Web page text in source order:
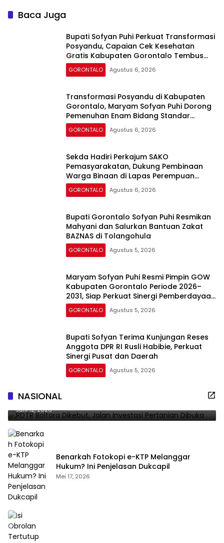
Baca Juga
Bupati Sofyan Puhi Perkuat Transformasi
Posyandu, Capaian Cek Kesehatan
Gratis Kabupaten Gorontalo Tembus
54,43 Persen
GORONTALO Agustus 6, 2026
Transformasi Posyandu di Kabupaten
Gorontalo, Maryam Sofyan Puhi Dorong
Pemenuhan Enam Bidang Standar
Pelayanan Minimal
GORONTALO Agustus 6, 2026
Sekda Hadiri Perkajum SAKO
Pemasyarakatan, Dukung Pembinaan
Warga Binaan di Lapas Perempuan
Gorontalo
GORONTALO Agustus 6, 2026
Bupati Gorontalo Sofyan Puhi Resmikan
Mahyani dan Salurkan Bantuan Zakat
BAZNAS di Tolangohula
GORONTALO Agustus 5, 2026
Maryam Sofyan Puhi Resmi Pimpin GOW
Kabupaten Gorontalo Periode 2026–
2031, Siap Perkuat Sinergi Pemberdayaan
Perempuan
GORONTALO Agustus 5, 2026
Bupati Sofyan Terima Kunjungan Reses
Anggota DPR RI Rusli Habibie, Perkuat
Sinergi Pusat dan Daerah
GORONTALO Agustus 5, 2026
NASIONAL
Dibuka
Juni 12, 2026
Benarkah Fotokopi e-KTP Melanggar
Hukum? Ini Penjelasan Dukcapil
Mei 17, 2026